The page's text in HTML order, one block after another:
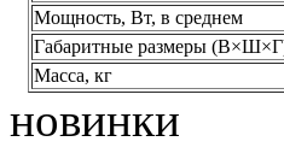
Мощность, Вт, в среднем
Габаритные размеры
Масса, кг
новинки